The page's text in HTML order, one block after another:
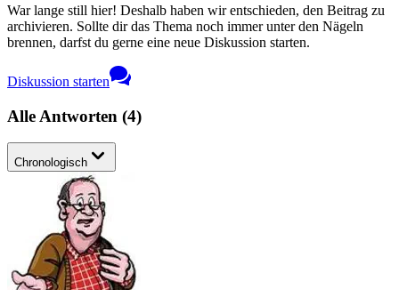
War lange still hier! Deshalb haben wir entschieden, den Beitrag zu
archivieren. Sollte dir das Thema noch immer unter den Nägeln
brennen, darfst du gerne eine neue Diskussion starten.
Diskussion starten
Alle Antworten (4)
Chronologisch